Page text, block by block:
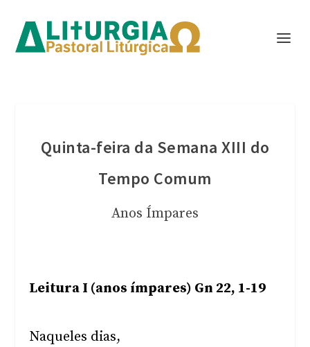
Quinta-feira da Semana XIII do
Tempo Comum
Anos Ímpares
Leitura I (anos ímpares) Gn 22, 1-19
Naqueles dias,